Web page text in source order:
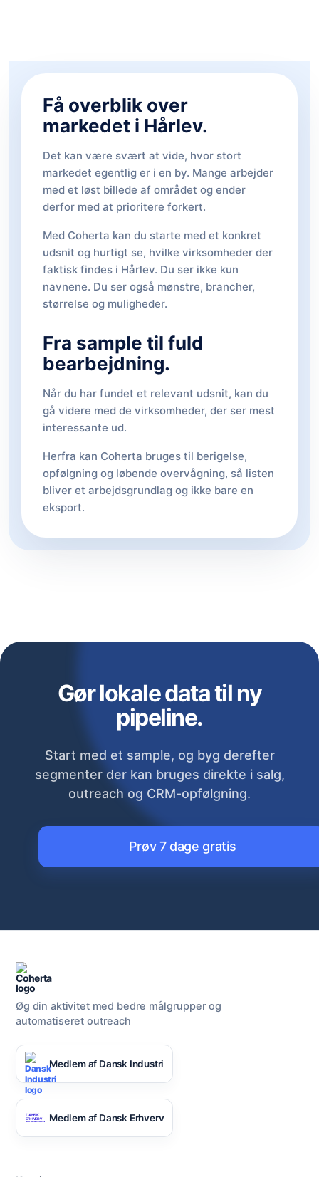
Få overblik over
markedet i Hårlev.
Det kan være svært at vide, hvor stort
markedet egentlig er i en by. Mange arbejder
med et løst billede af området og ender
derfor med at prioritere forkert.
Med Coherta kan du starte med et konkret
udsnit og hurtigt se, hvilke virksomheder der
faktisk findes i Hårlev. Du ser ikke kun
navnene. Du ser også mønstre, brancher,
størrelse og muligheder.
Fra sample til fuld
bearbejdning.
Når du har fundet et relevant udsnit, kan du
gå videre med de virksomheder, der ser mest
interessante ud.
Herfra kan Coherta bruges til berigelse,
opfølgning og løbende overvågning, så listen
bliver et arbejdsgrundlag og ikke bare en
eksport.
Gør lokale data til ny
pipeline.
Start med et sample, og byg derefter
segmenter der kan bruges direkte i salg,
outreach og CRM-opfølgning.
Prøv 7 dage gratis
Øg din aktivitet med bedre målgrupper og
automatiseret outreach
Medlem af Dansk Industri
Medlem af Dansk Erhverv